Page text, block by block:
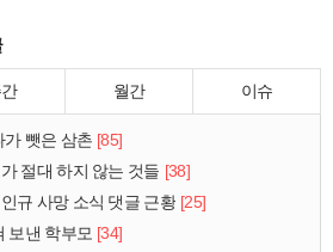
월간 이슈
가 뺏은 삼촌 [85]
절대 하지 않는 것들 [38]
규 사망 소식 댓글 근황 [25]
보낸 학부모 [34]